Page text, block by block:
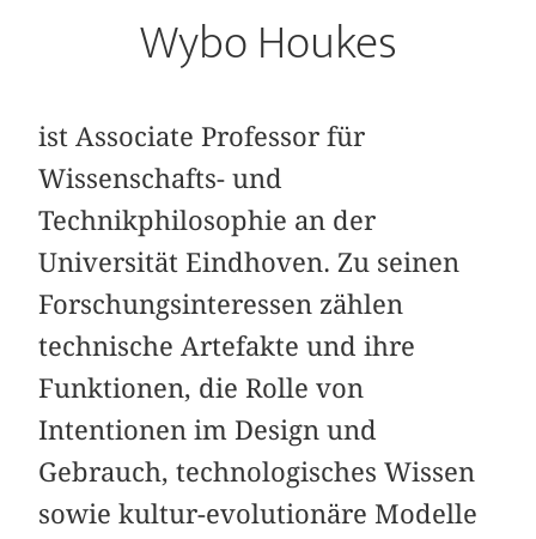
Wybo Houkes
ist Associate Professor für
Wissenschafts- und
Technikphilosophie an der
Universität Eindhoven. Zu seinen
Forschungsinteressen zählen
technische Artefakte und ihre
Funktionen, die Rolle von
Intentionen im Design und
Gebrauch, technologisches Wissen
sowie kultur-evolutionäre Modelle